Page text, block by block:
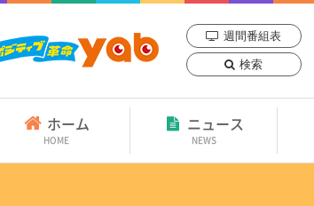
週間番組表
検索
ホーム
HOME
ニュース
NEWS